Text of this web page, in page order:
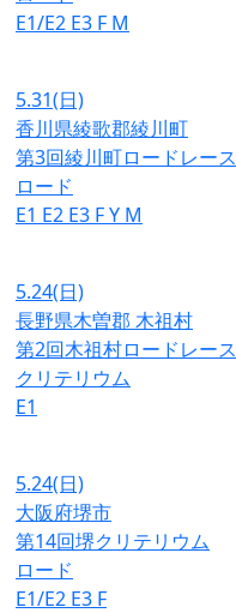
E1/E2 E3 F M
5.31(日)
香川県綾歌郡綾川町
第3回綾川町ロードレース
ロード
E1 E2 E3 FY M
5.24(日)
長野県木曽郡 木祖村
第2回木祖村ロードレース
クリテリウム
E1
5.24(日)
大阪府堺市
第14回堺クリテリウム
ロード
E1/E2 E3 F